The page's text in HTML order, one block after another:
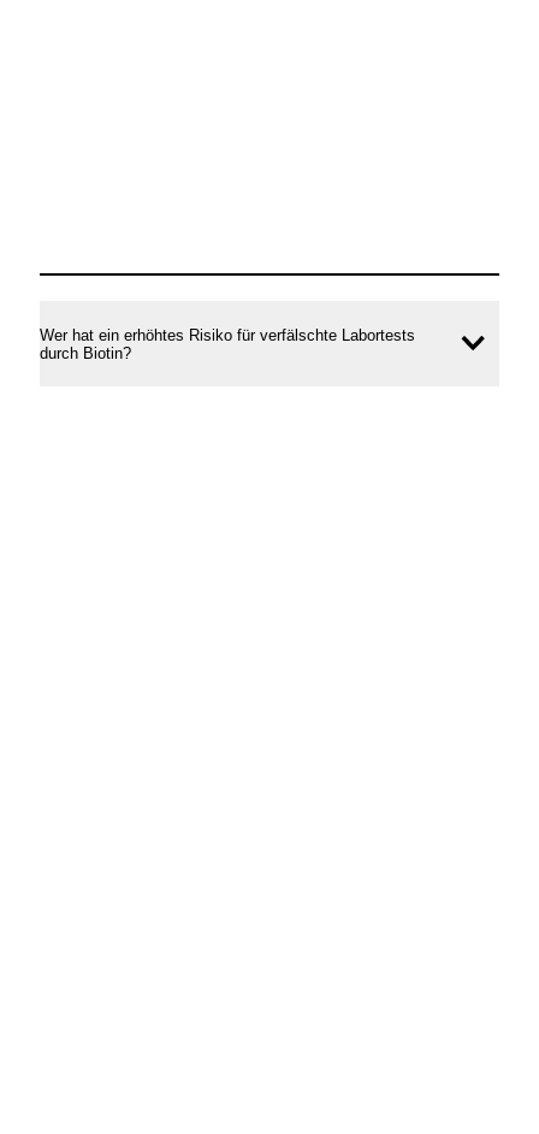
Wer hat ein erhöhtes Risiko für verfälschte Labortests
durch Biotin?